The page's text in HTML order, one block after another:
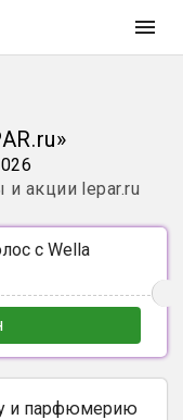
»
и акции lepar.ru
с Wella
и парфюмерию